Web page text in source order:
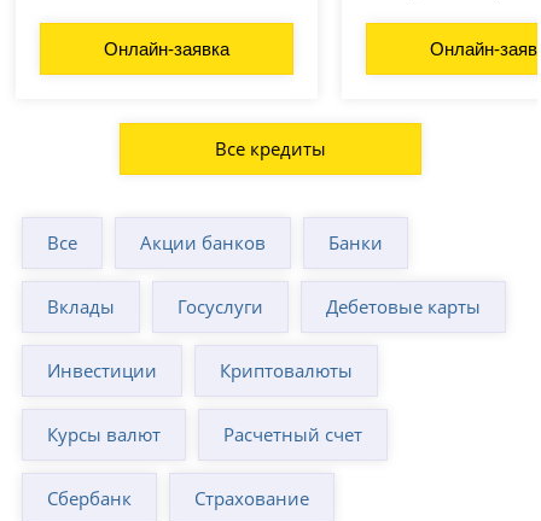
Онлайн-заявка Онлайн-
Все кредиты
Все Акции банков Банки
Вклады Госуслуги Дебетовые карты
Инвестиции Криптовалюты
Курсы валют Расчетный счет
Сбербанк Страхование